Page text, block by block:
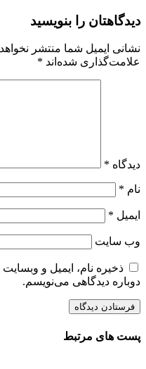
دیدگاهتان را بنویسید
نشانی ایمیل شما منتشر
علامت‌گذاری شده‌اند *
دیدگاه *
نام *
ایمیل *
وب‌ سایت
ذخیره نام، ایمیل و
دوباره دیدگاهی می‌نویسم.
پست های مرتبط